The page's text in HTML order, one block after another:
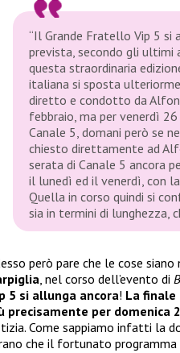
“Il Grande Fratello Vip 5
prevista, secondo gli ultimi
questa straordinaria
italiana si sposta
diretto e condotto da
febbraio, ma per venerdì
Canale 5, domani però se
chiesto direttamente ad
serata di Canale 5 ancora
il lunedì ed il venerdì, con
Quella in corso quindi si
sia in termini di lunghezza,
però pare che le cose
, nel corso dell’evento di
5 si allunga ancora! La
precisamente per domenica
Come sappiamo infatti la
che il fortunato programma